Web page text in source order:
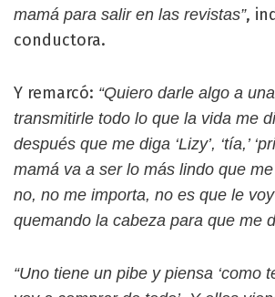
mamá para salir en las revistas”,
conductora.
Y remarcó: “Quiero darle algo a
transmitirle todo lo que la vida me
después que me diga ‘Lizy’, ‘tía,’
mamá va a ser lo más lindo que
no, no me importa, no es que le
quemando la cabeza para que me
“Uno tiene un pibe y piensa ‘como